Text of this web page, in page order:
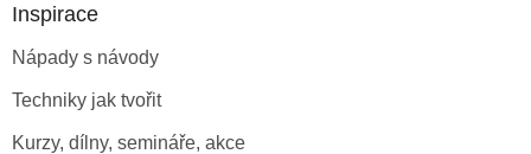
Inspirace
Nápady s návody
Techniky jak tvořit
Kurzy, dílny, semináře, akce